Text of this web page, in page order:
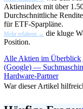
Aktienindex mit über
Durchschnittliche
für ETF-Sparpläne.
Mehr erfahren → die kluge
Position.
Alle Aktien im Überblick
(Google) —
Hardware-Partner
War dieser Artikel